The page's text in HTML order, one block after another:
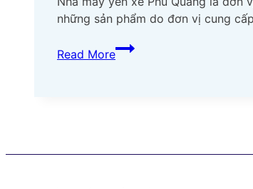
chuyền
sản
xuất
những sản phẩm do đơn vị cung
Read More
Nhà
máy